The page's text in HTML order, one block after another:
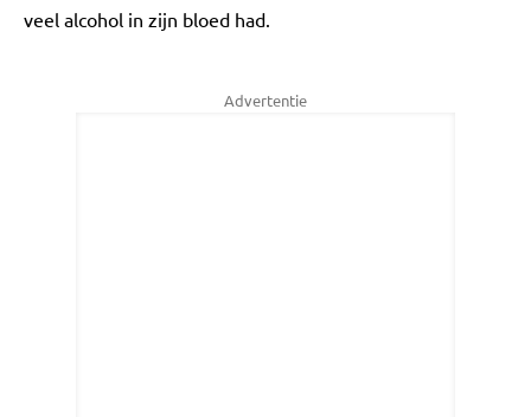
veel alcohol in zijn bloed had.
Advertentie